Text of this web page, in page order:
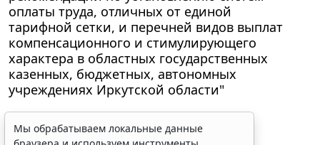
оплаты труда, отличных от единой
тарифной сетки, и перечней видов выплат
компенсационного и стимулирующего
характера в областных государственных
казенных, бюджетных, автономных
учреждениях Иркутской области"
Мы обрабатываем локальные данные